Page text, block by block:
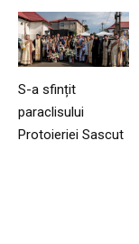
S-a sfințit
paraclisului
Protoieriei Sascut